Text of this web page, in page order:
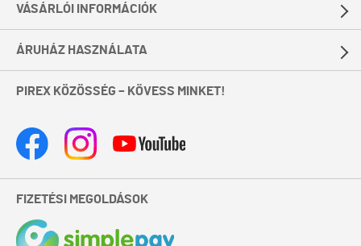
VÁSÁRLÓI INFORMÁCIÓK
ÁRUHÁZ HASZNÁLATA
PIREX KÖZÖSSÉG – KÖVESS MINKET!
FIZETÉSI MEGOLDÁSOK